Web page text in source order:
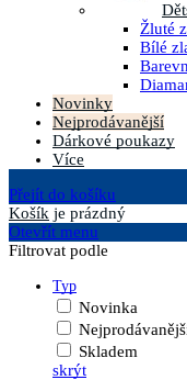
Žluté
Bílé
Novinky
Nejprodávanější
Dárkové poukazy
Více
Přejít do košíku
Košík je prázdný
Otevřít menu
Filtrovat podle
Typ
Novinka
Skladem
skrýt